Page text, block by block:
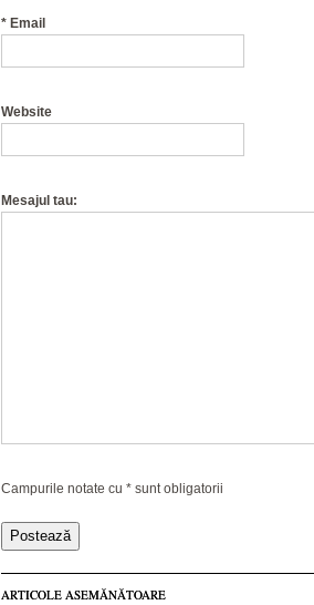
* Email
Website
Mesajul tau:
Campurile notate cu * sunt obligatorii
ARTICOLE ASEMĂNĂTOARE